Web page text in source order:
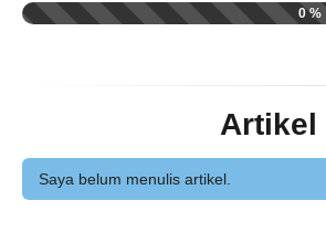
0 %
Artikel
Saya belum menulis artikel.